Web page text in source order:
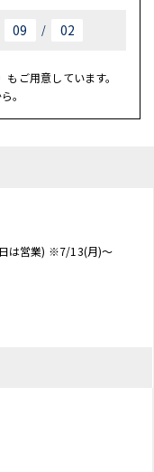
09 / 02
ご用意しています。
。
は営業) ※7/13(月)～